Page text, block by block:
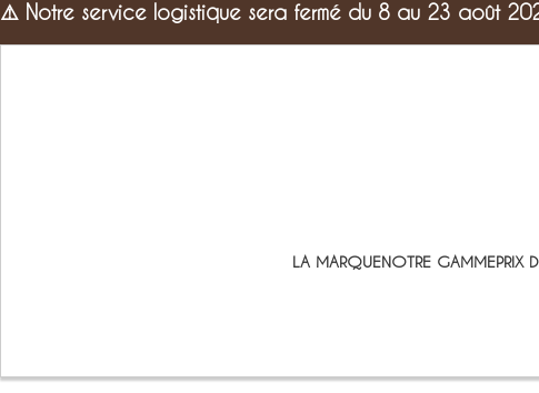
LA MARQUENOTRE GAMMEPRIX
⚠️ Notre service logistique sera fermé du 8 au 23 août